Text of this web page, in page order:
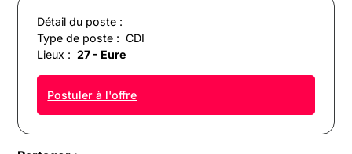
Détail du poste :
Type de poste : CDI
Lieux : 27 - Eure
Postuler à l'offre